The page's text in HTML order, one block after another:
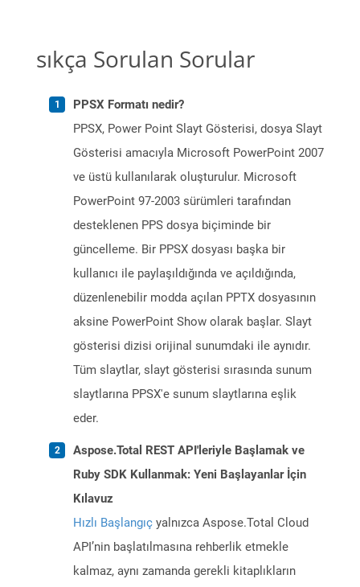
sıkça Sorulan Sorular
PPSX Formatı nedir?
PPSX, Power Point Slayt Gösterisi, dosya Slayt
Gösterisi amacıyla Microsoft PowerPoint 2007
ve üstü kullanılarak oluşturulur. Microsoft
PowerPoint 97-2003 sürümleri tarafından
desteklenen PPS dosya biçiminde bir
güncelleme. Bir PPSX dosyası başka bir
kullanıcı ile paylaşıldığında ve açıldığında,
düzenlenebilir modda açılan PPTX dosyasının
aksine PowerPoint Show olarak başlar. Slayt
gösterisi dizisi orijinal sunumdaki ile aynıdır.
Tüm slaytlar, slayt gösterisi sırasında sunum
slaytlarına PPSX'e sunum slaytlarına eşlik
eder.
Aspose.Total REST API'leriyle Başlamak ve
Ruby SDK Kullanmak: Yeni Başlayanlar İçin
Kılavuz
Hızlı Başlangıç yalnızca Aspose.Total Cloud
API’nin başlatılmasına rehberlik etmekle
kalmaz, aynı zamanda gerekli kitaplıkların